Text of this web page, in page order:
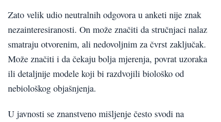
Zato velik udio neutralnih odgovora u anketi nije znak
nezainteresiranosti. On može značiti da stručnjaci nalaz
smatraju otvorenim, ali nedovoljnim za čvrst zaključak.
Može značiti i da čekaju bolja mjerenja, povrat uzoraka
ili detaljnije modele koji bi razdvojili biološko od
nebiološkog objašnjenja.
U javnosti se znanstveno mišljenje često svodi na